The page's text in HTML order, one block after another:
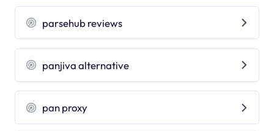
parsehub reviews
panjiva alternative
pan proxy